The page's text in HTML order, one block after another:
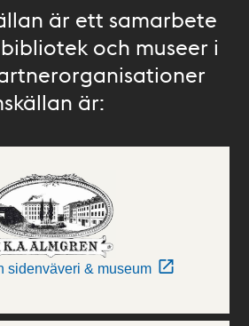
är ett samarbete
och museer i
är:
sidenväveri & museum